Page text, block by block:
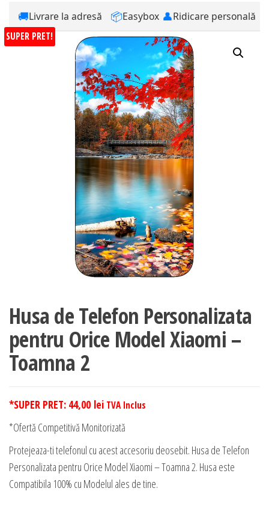
🚚Livrare la adresă 📦Easybox 👤Ridicare personală
SUPER PRET!
Husa de Telefon Personalizata
pentru Orice Model Xiaomi –
Toamna 2
*SUPER PRET: 44,00 lei TVA Inclus
*Ofertă Competitivă Monitorizată
Protejeaza-ti telefonul cu acest accesoriu deosebit. Husa de Telefon
Personalizata pentru Orice Model Xiaomi – Toamna 2. Husa este
Compatibila 100% cu Modelul ales de tine.